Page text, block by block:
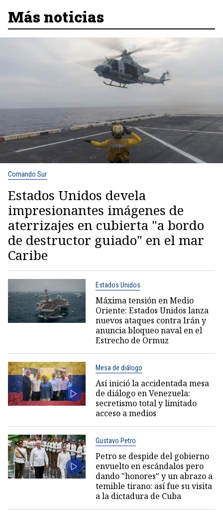
Más noticias
Comando Sur
Estados Unidos devela
impresionantes imágenes de
aterrizajes en cubierta "a bordo
de destructor guiado" en el mar
Caribe
Estados Unidos
Máxima tensión en Medio
Oriente: Estados Unidos lanza
nuevos ataques contra Irán y
anuncia bloqueo naval en el
Estrecho de Ormuz
Mesa de diálogo
Así inició la accidentada mesa
de diálogo en Venezuela:
secretismo total y limitado
acceso a medios
Gustavo Petro
Petro se despide del gobierno
envuelto en escándalos pero
dando "honores" y un abrazo a
temible tirano: así fue su visita
a la dictadura de Cuba